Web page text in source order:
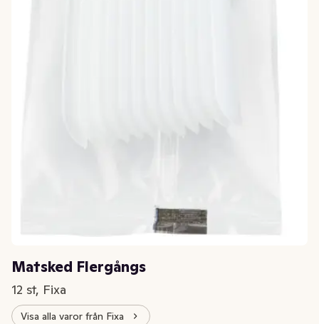
Matsked Flergångs
12 st, Fixa
Visa alla varor från Fixa